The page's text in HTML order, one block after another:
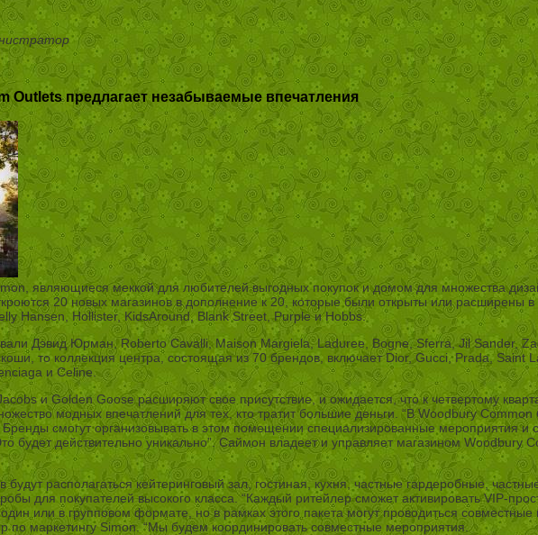
Outlets предлагает незабываемые впечатления
являющиеся меккой для любителей выгодных покупок и домом для множества
20 новых магазинов в дополнение к 20, которые были открыты или
Hansen, Hollister, KidsAround, Blank Street, Purple и Hobbs.
Дэвид Юрман, Roberto Cavalli, Maison Margiela, Laduree, Bogne, Sferra, Jil Sander,
то коллекция центра, состоящая из 70 брендов, включает Dior, Gucci, Prada,
и Celine.
и Golden Goose расширяют свое присутствие, и ожидается, что к четвертому
модных впечатлений для тех, кто тратит большие деньги. “В Woodbury
смогут организовывать в этом помещении специализированные мероприятия
будет действительно уникально”. Саймон владеет и управляет магазином Woodbury
располагаться кейтеринговый зал, гостиная, кухня, частные гардеробные,
для покупателей высокого класса. “Каждый ритейлер сможет активировать VIP-
или в групповом формате, но в рамках этого пакета могут проводиться
по маркетингу Simon. “Мы будем координировать совместные мероприятия.